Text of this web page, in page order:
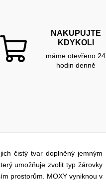
NAKUPUJTE
KDYKOLI
máme otevřeno 24
hodin denně
čistý tvar doplněný jemným
umožňuje zvolit typ žárovky
prostorům. MOXY vyniknou v